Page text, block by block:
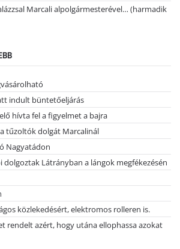
Marcali alpolgármesterével… (harmadik
indult büntetőeljárás
hívta fel a figyelmet a bajra
tűzoltók dolgát Marcalinál
Nagyatádon
Látrányban a lángok megfékezésén
közlekedésért, elektromos rolleren is.
rendelt azért, hogy utána ellophassa azokat